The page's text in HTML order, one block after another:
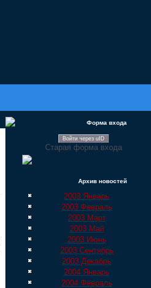
Форма входа
Войти через uID
Старая форма входа
Архив новостей
2003 Январь
2003 Февраль
2003 Март
2003 Май
2003 Июнь
2003 Сентябрь
2003 Декабрь
2004 Январь
2004 Февраль